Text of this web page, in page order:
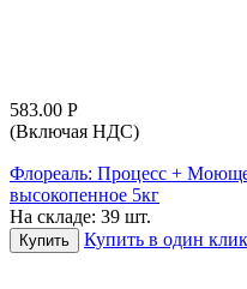
583.00 Р
(Включая НДС)
Флореаль: Процесс +
высокопенное 5кг
На складе: 39 шт.
Купить Купить в один клик